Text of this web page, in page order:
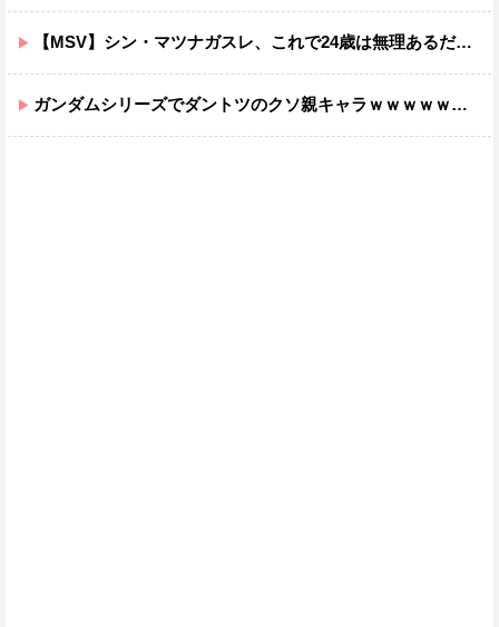
【MSV】シン・マツナガスレ、これで24歳は無理あるだろ…
ガンダムシリーズでダントツのクソ親キャラｗｗｗｗｗｗｗｗｗｗｗｗ